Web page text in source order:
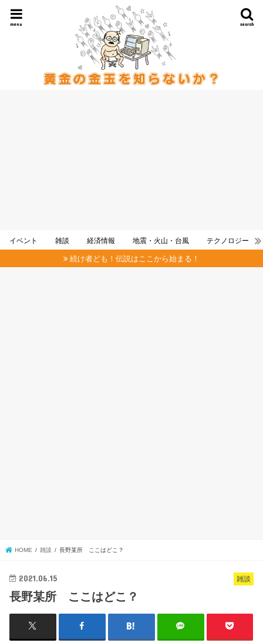
search
menu
イベント 雑談 経済情報 地震・火山・台風 テクノロジー
続け者ども！伝説はここから始まる！
HOME 雑談 長野某所 ここはどこ？
雑談
2021.06.15
長野某所 ここはどこ？